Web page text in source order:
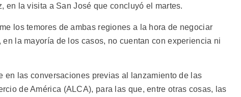
en la visita a San José que concluyó el martes.
los temores de ambas regiones a la hora de negociar
la mayoría de los casos, no cuentan con experiencia ni
en las conversaciones previas al lanzamiento de las
de América (ALCA), para las que, entre otras cosas, las